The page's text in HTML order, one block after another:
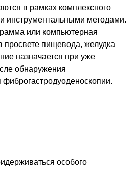
в рамках комплексного
инструментальными методами.
или компьютерная
просвете пищевода, желудка
назначается при уже
обнаружения
особого